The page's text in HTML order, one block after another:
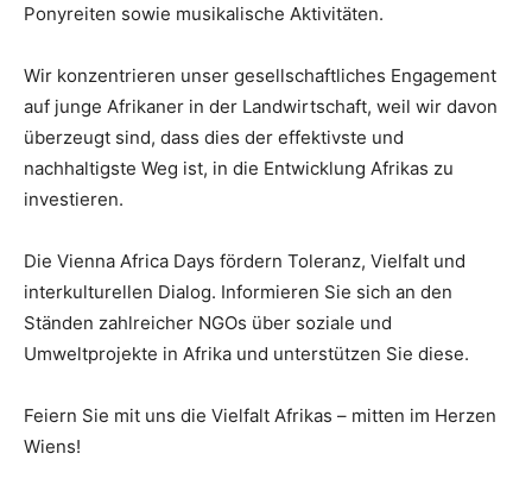
Ponyreiten sowie musikalische Aktivitäten.
Wir konzentrieren unser gesellschaftliches Engagement
auf junge Afrikaner in der Landwirtschaft, weil wir davon
überzeugt sind, dass dies der effektivste und
nachhaltigste Weg ist, in die Entwicklung Afrikas zu
investieren.
Die Vienna Africa Days fördern Toleranz, Vielfalt und
interkulturellen Dialog. Informieren Sie sich an den
Ständen zahlreicher NGOs über soziale und
Umweltprojekte in Afrika und unterstützen Sie diese.
Feiern Sie mit uns die Vielfalt Afrikas – mitten im Herzen
Wiens!